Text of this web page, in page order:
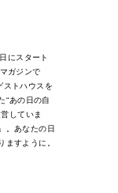
にスタート
ガジンで
ストハウスを
“あの日の自
していま
。あなたの日
ますように。